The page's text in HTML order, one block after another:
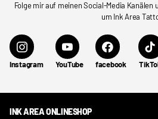
Folge mir auf meinen Social-Media Kanälen
um Ink Area
Instagram YouTube facebook
INK AREA ONLINESHOP